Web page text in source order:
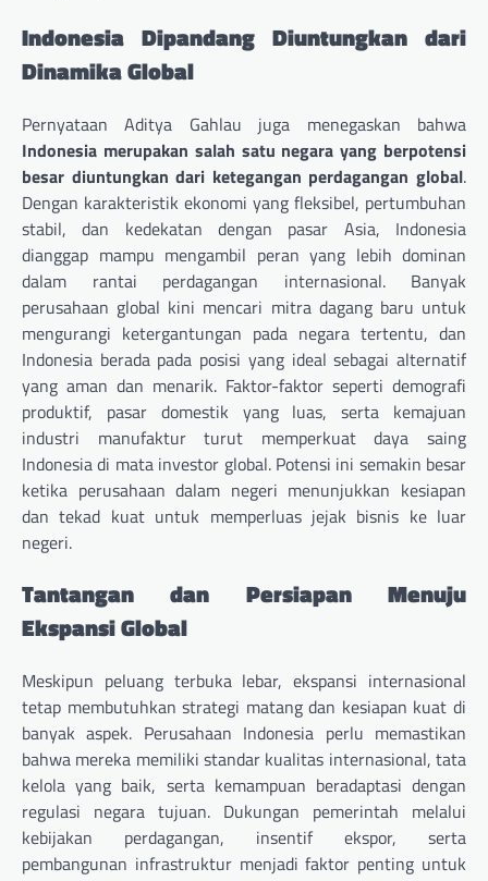
Indonesia Dipandang Diuntungkan dari
Dinamika Global
Pernyataan Aditya Gahlau juga menegaskan bahwa
Indonesia merupakan salah satu negara yang berpotensi
besar diuntungkan dari ketegangan perdagangan global.
Dengan karakteristik ekonomi yang fleksibel, pertumbuhan
stabil, dan kedekatan dengan pasar Asia, Indonesia
dianggap mampu mengambil peran yang lebih dominan
dalam rantai perdagangan internasional. Banyak
perusahaan global kini mencari mitra dagang baru untuk
mengurangi ketergantungan pada negara tertentu, dan
Indonesia berada pada posisi yang ideal sebagai alternatif
yang aman dan menarik. Faktor-faktor seperti demografi
produktif, pasar domestik yang luas, serta kemajuan
industri manufaktur turut memperkuat daya saing
Indonesia di mata investor global. Potensi ini semakin besar
ketika perusahaan dalam negeri menunjukkan kesiapan
dan tekad kuat untuk memperluas jejak bisnis ke luar
negeri.
Tantangan dan Persiapan Menuju
Ekspansi Global
Meskipun peluang terbuka lebar, ekspansi internasional
tetap membutuhkan strategi matang dan kesiapan kuat di
banyak aspek. Perusahaan Indonesia perlu memastikan
bahwa mereka memiliki standar kualitas internasional, tata
kelola yang baik, serta kemampuan beradaptasi dengan
regulasi negara tujuan. Dukungan pemerintah melalui
kebijakan perdagangan, insentif ekspor, serta
pembangunan infrastruktur menjadi faktor penting untuk